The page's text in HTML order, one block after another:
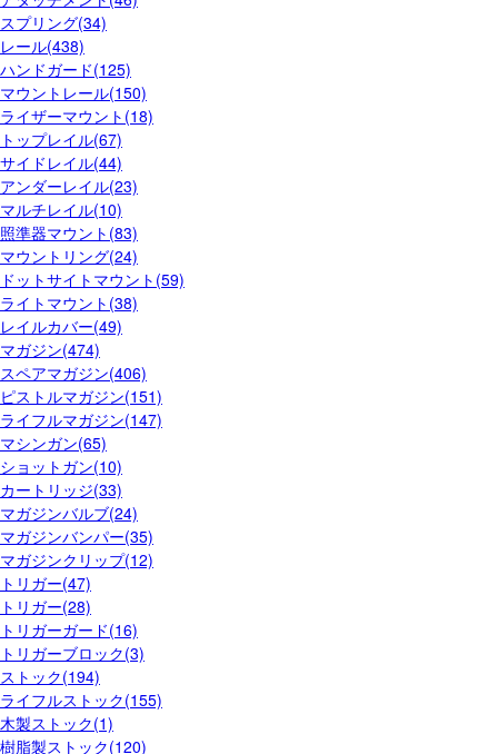
スプリング(34)
レール(438)
ハンドガード(125)
マウントレール(150)
ライザーマウント(18)
トップレイル(67)
サイドレイル(44)
アンダーレイル(23)
マルチレイル(10)
照準器マウント(83)
マウントリング(24)
ドットサイトマウント(59)
ライトマウント(38)
レイルカバー(49)
マガジン(474)
スペアマガジン(406)
ピストルマガジン(151)
ライフルマガジン(147)
マシンガン(65)
ショットガン(10)
カートリッジ(33)
マガジンバルブ(24)
マガジンバンパー(35)
マガジンクリップ(12)
トリガー(47)
トリガー(28)
トリガーガード(16)
トリガーブロック(3)
ストック(194)
ライフルストック(155)
木製ストック(1)
樹脂製ストック(120)